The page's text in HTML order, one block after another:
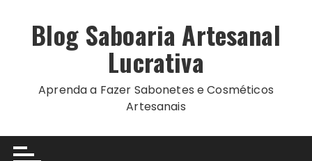
Blog Saboaria Artesanal
Lucrativa
Aprenda a Fazer Sabonetes e Cosméticos
Artesanais